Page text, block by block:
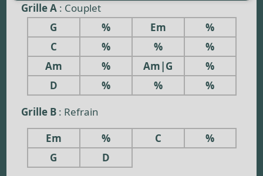
Grille A : Couplet
G
% Em
%
C
% %
%
Am
% Am|G
%
D
% %
%
Grille B : Refrain
Em
% C
%
G
D